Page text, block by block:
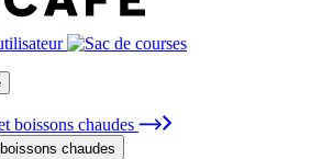
boissons chaudes
chaudes